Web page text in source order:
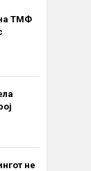
на ТМФ
не